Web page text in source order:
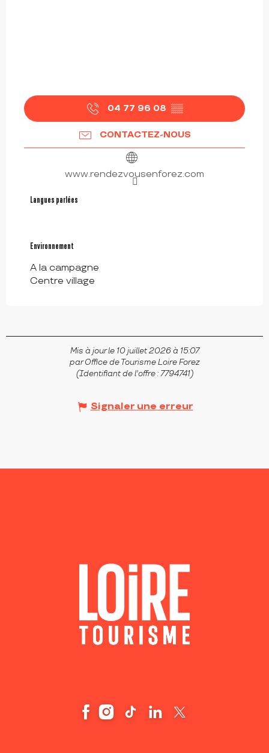
04 77 96 08 ▒▒
CONTACTEZ-NOUS
www.rendezvousenforez.com
Langues parlées
Langues parlées
Environnement
Environnement
A la campagne
Centre village
Mis à jour le 10 juillet 2026 à 15:07
par Office de Tourisme Loire Forez
(Identifiant de l'offre :7794741)
Signaler une erreur